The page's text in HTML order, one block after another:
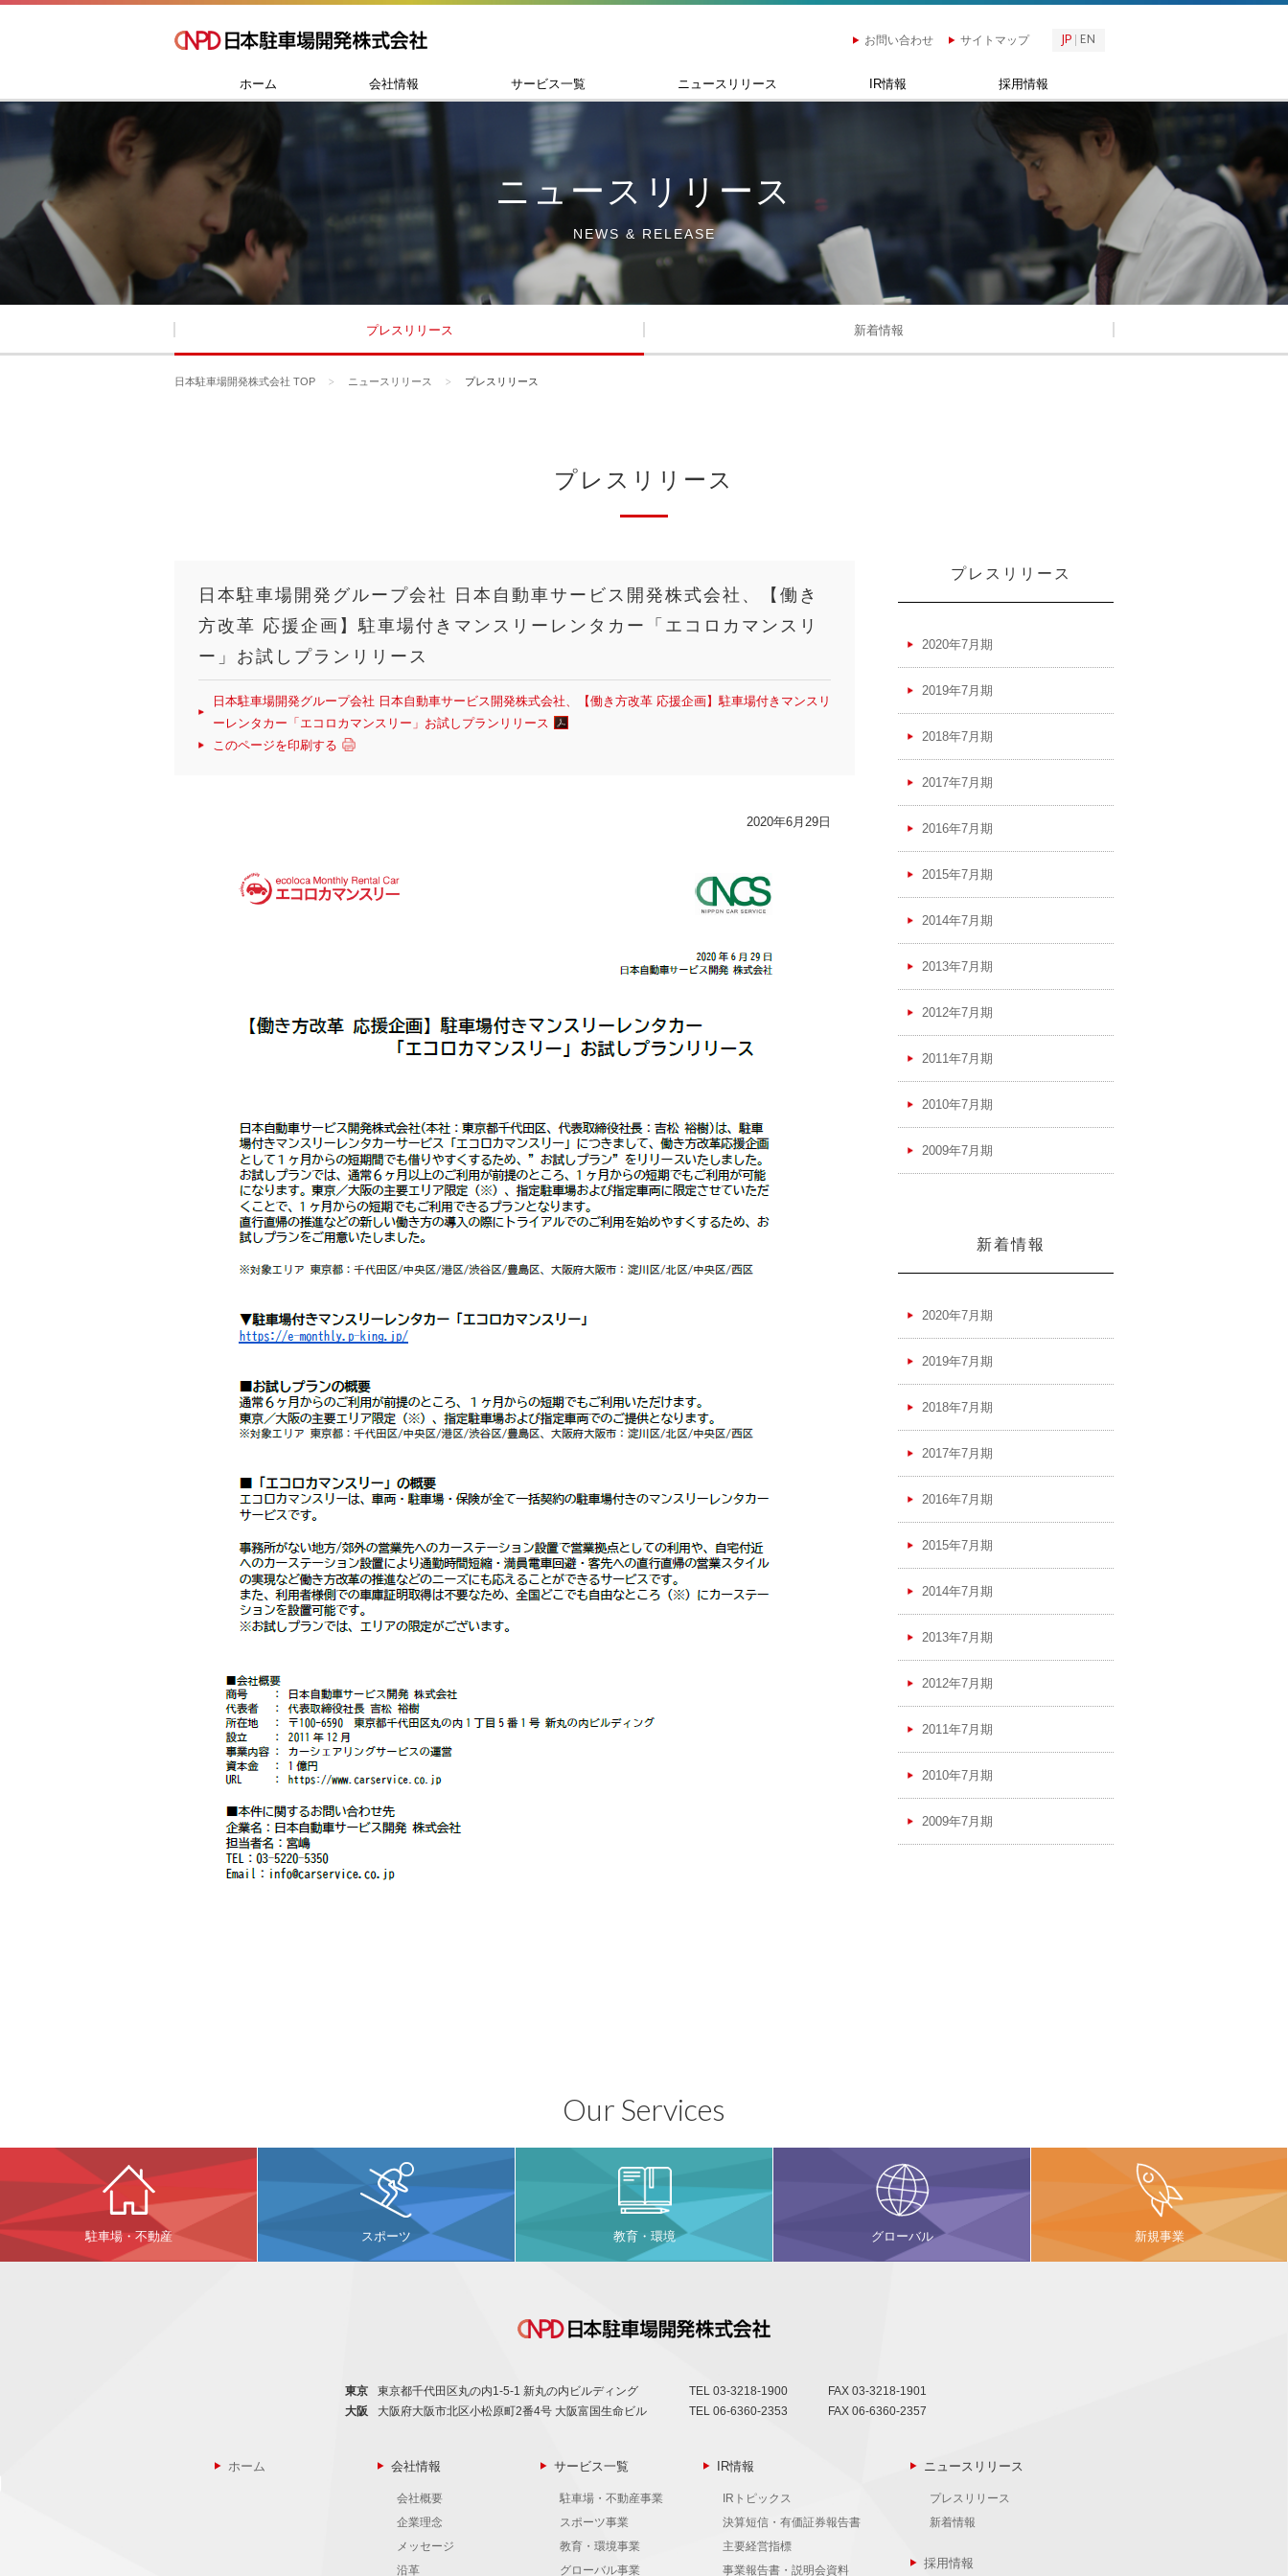
JP EN
お問い合わせ サイトマップ
ホーム 会社情報 サービス一覧 ニュースリリース IR情報 採用情報
ニュースリリース
NEWS & RELEASE
プレスリリース 新着情報
日本駐車場開発株式会社 TOP ニュースリリース プレスリリース
プレスリリース
日本駐車場開発グループ会社 日本自動車サービス開発株式会社、【働き
方改革 応援企画】駐車場付きマンスリーレンタカー「エコロカマンスリ
ー」お試しプランリリース
日本駐車場開発グループ会社 日本自動車サービス開発株式会社、【働き方改革 応援企画】駐車場付きマンスリ
ーレンタカー「エコロカマンスリー」お試しプランリリース
このページを印刷する
2020年6月29日
プレスリリース
2020年7月期
2019年7月期
2018年7月期
2017年7月期
2016年7月期
2015年7月期
2014年7月期
2013年7月期
2012年7月期
2011年7月期
2010年7月期
2009年7月期
新着情報
2020年7月期
2019年7月期
2018年7月期
2017年7月期
2016年7月期
2015年7月期
2014年7月期
2013年7月期
2012年7月期
2011年7月期
2010年7月期
2009年7月期
Our Services
駐車場・不動産 スポーツ 教育・環境 グローバル 新規事業
東京 東京都千代田区丸の内1-5-1 新丸の内ビルディング TEL 03-3218-1900
FAX 03-3218-1901
大阪
大阪府大阪市北区小松原町2番4号 大阪富国生命ビル TEL 06-6360-2353 FAX 06-6360-2357
ホーム 会社情報
会社概要
企業理念
メッセージ
沿革
サービス一覧
駐車場・不動産事業
スポーツ事業
教育・環境事業
グローバル事業
IR情報
IRトピックス
決算短信・有価証券報告書
主要経営指標
事業報告書・説明会資料
ニュースリリース
プレスリリース
新着情報
採用情報